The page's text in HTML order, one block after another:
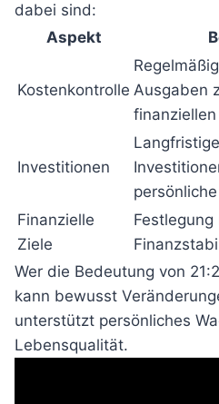
dabei sind:
Aspekt
Kostenkontrolle Ausgaben
Investitionen
Finanzielle
Ziele
Wer die Bedeutung von
kann bewusst
unterstützt persönliches
Lebensqualität.